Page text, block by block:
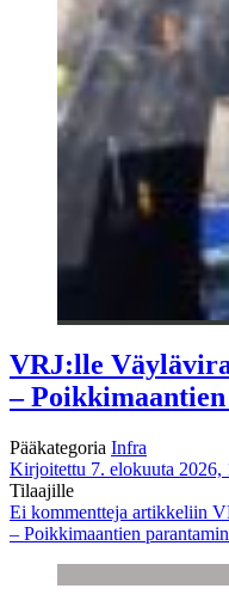
VRJ:lle
–
Pääkategoria Infra
Kirjoitettu 7. elokuuta 2026,
Tilaajille
Ei kommentteja artikkeliin
– Poikkimaantien